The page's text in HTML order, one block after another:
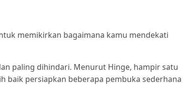
memikirkan bagaimana kamu mendekati
paling dihindari. Menurut Hinge, hampir satu
baik persiapkan beberapa pembuka sederhana